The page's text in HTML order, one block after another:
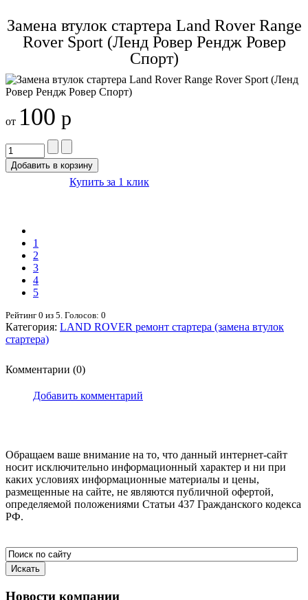
Замена втулок стартера Land Rover Range
Rover Sport (Ленд Ровер Рендж Ровер
Спорт)
от 100 р
Купить за 1 клик
1
2
3
4
5
Рейтинг 0 из 5. Голосов: 0
Категория: LAND ROVER ремонт стартера (замена втулок
стартера)
Комментарии (0)
Добавить комментарий
Обращаем ваше внимание на то, что данный интернет-сайт
носит исключительно информационный характер и ни при
каких условиях информационные материалы и цены,
размещенные на сайте, не являются публичной офертой,
определяемой положениями Статьи 437 Гражданского кодекса
РФ.
Новости компании